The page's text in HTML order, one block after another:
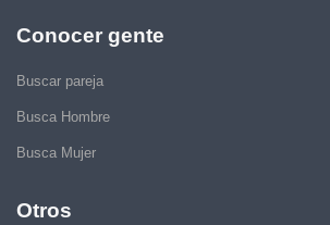
Conocer gente
Buscar pareja
Busca Hombre
Busca Mujer
Otros